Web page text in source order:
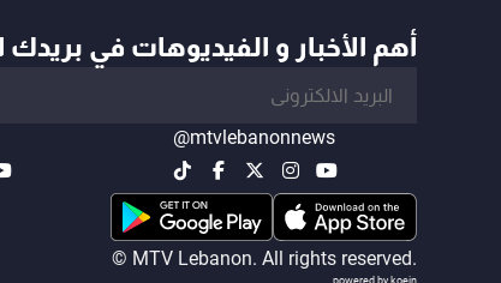
أهم الأخبار و الفيديوهات في بريدك
@mtvlebanonnews
© MTV Lebanon. All rights reserved.